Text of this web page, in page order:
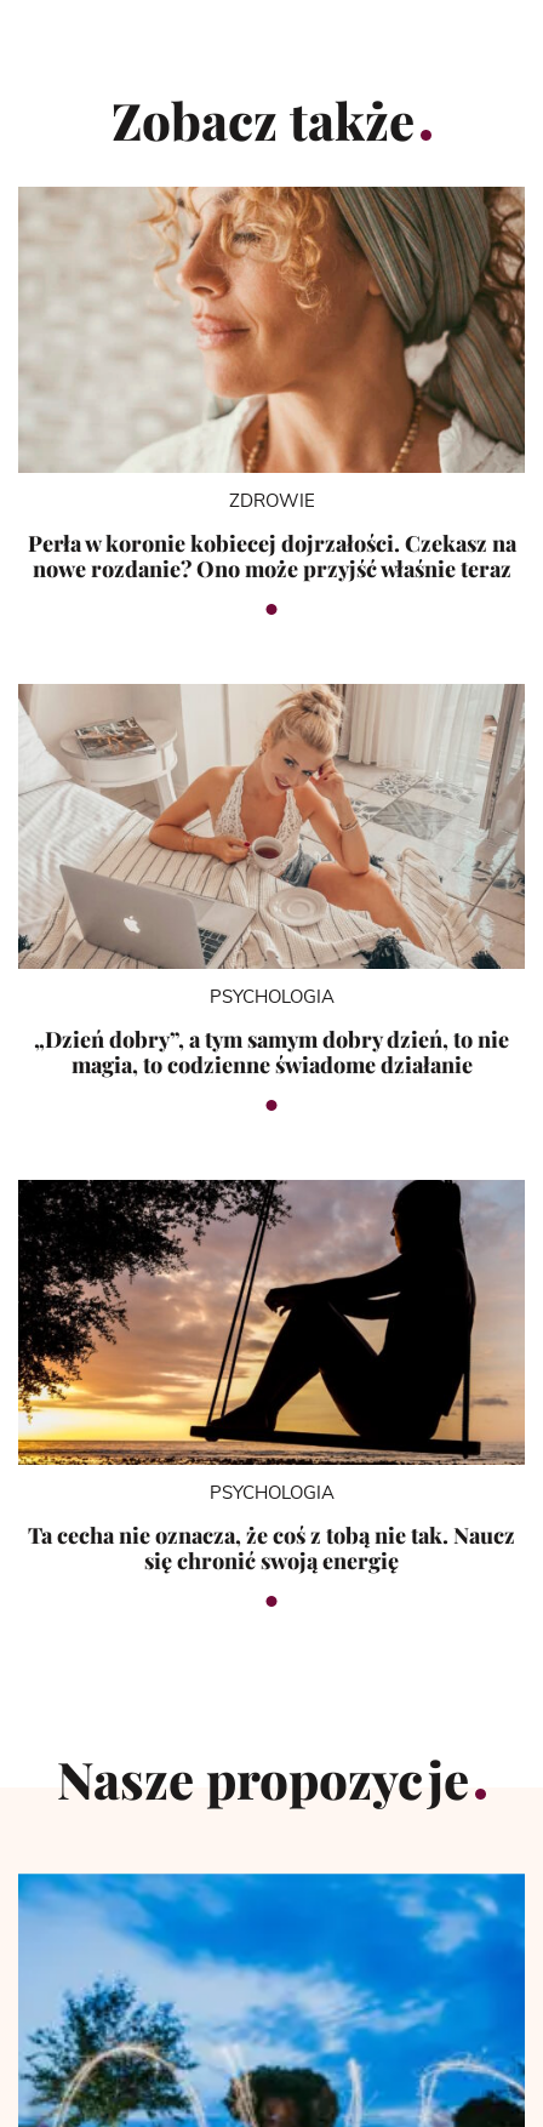
Zobacz także
ZDROWIE
Perła w koronie kobiecej dojrzałości. Czekasz na
nowe rozdanie? Ono może przyjść właśnie teraz
PSYCHOLOGIA
„Dzień dobry”, a tym samym dobry dzień, to nie
magia, to codzienne świadome działanie
PSYCHOLOGIA
Ta cecha nie oznacza, że coś z tobą nie tak. Naucz
się chronić swoją energię
Nasze propozycje